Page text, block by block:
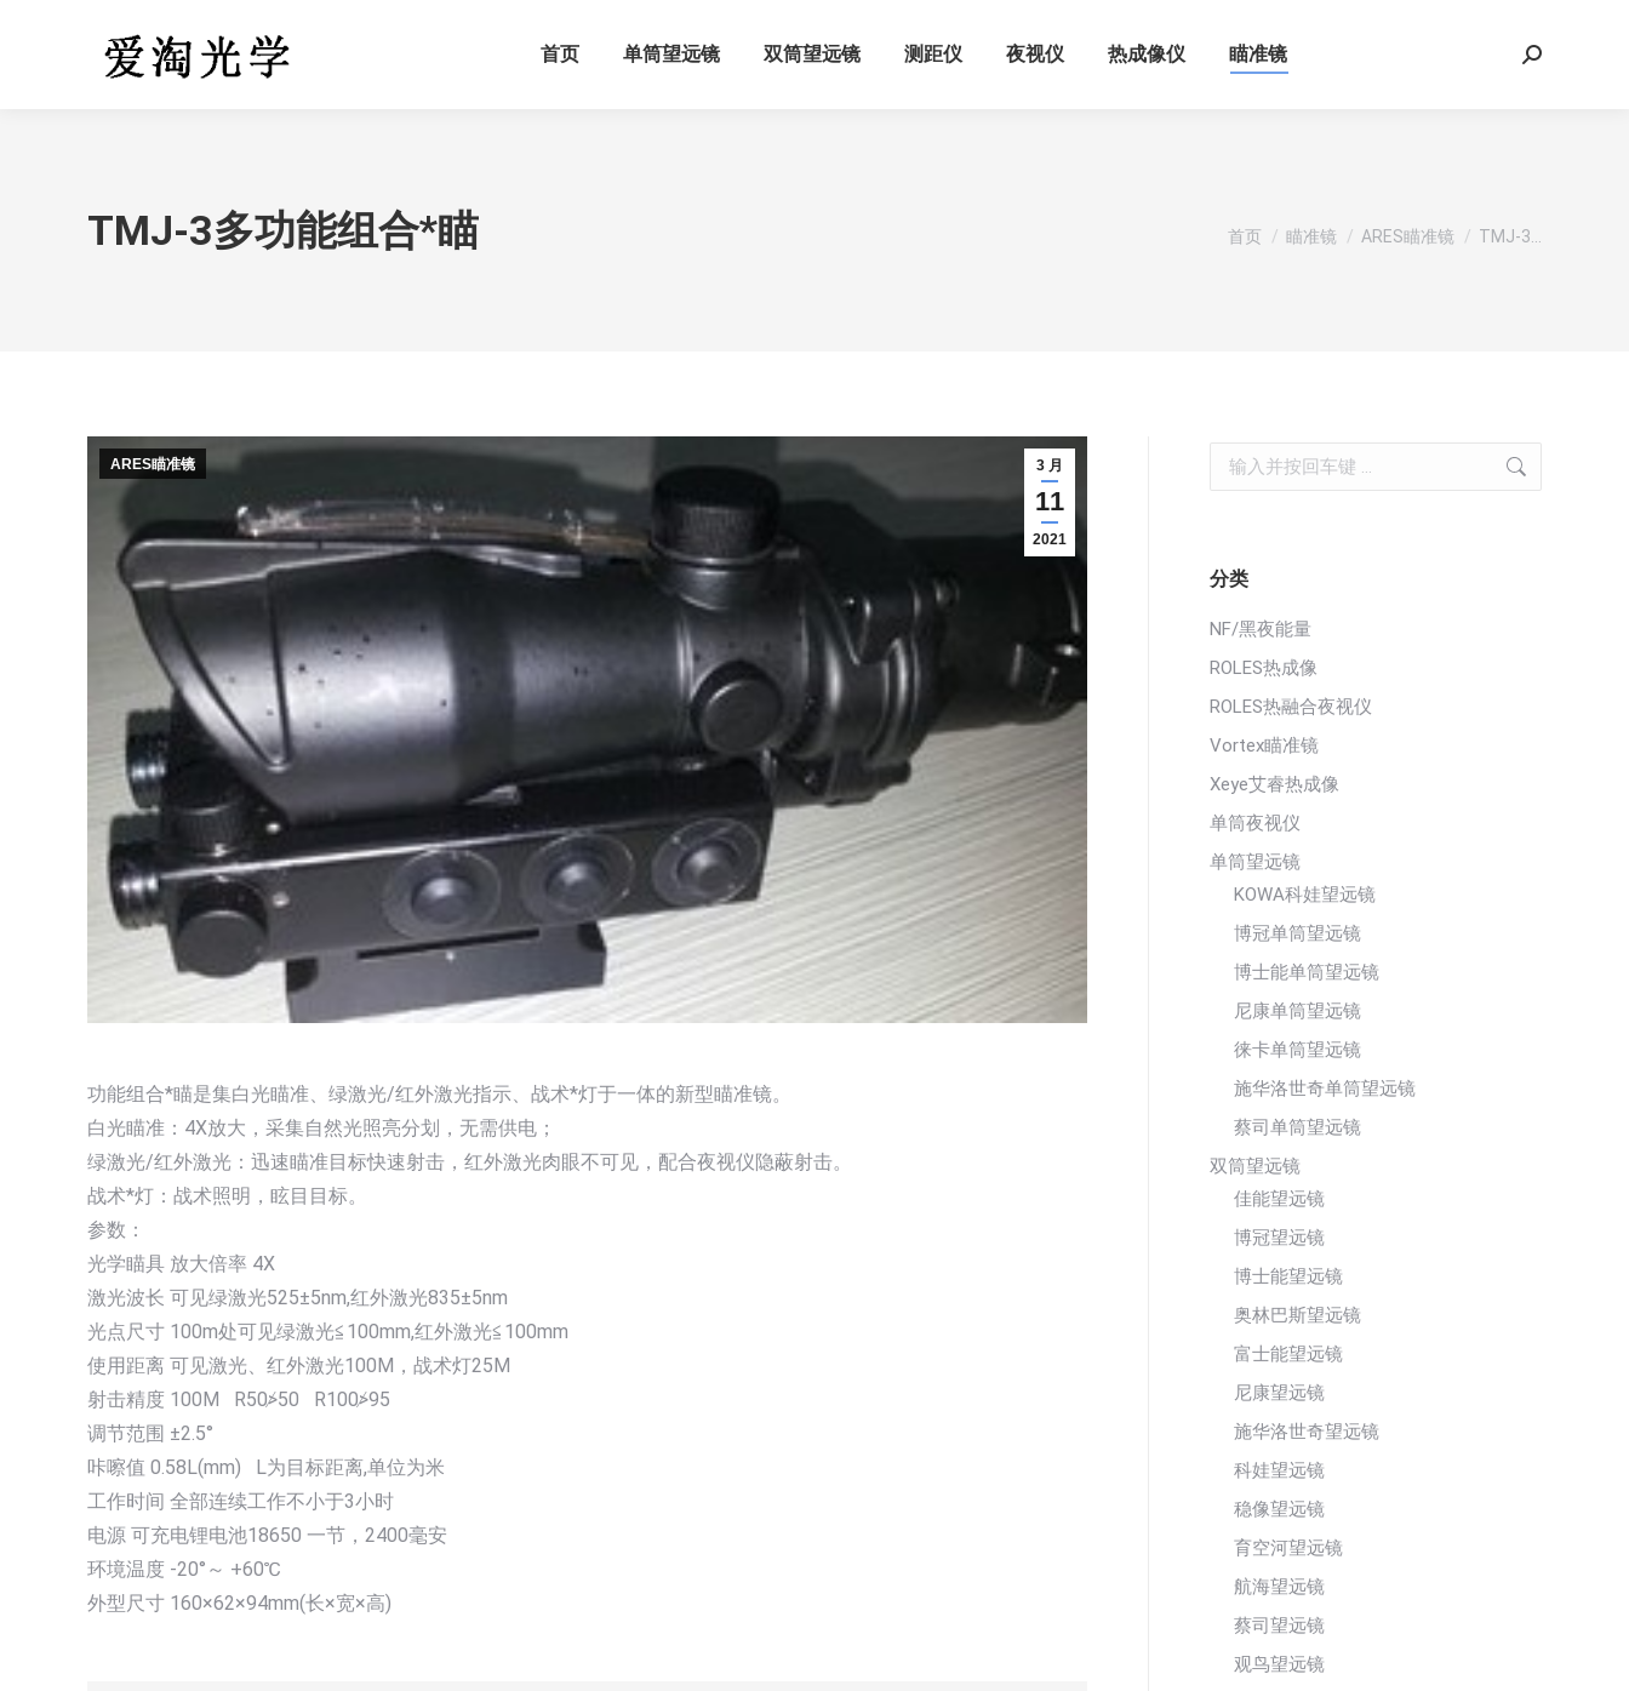
首页 单筒望远镜 双筒望远镜 测距仪 夜视仪 热成像仪 瞄准镜 Search:
TMJ-3多功能组合*瞄 您在这里：
首页 瞄准镜 ARES瞄准镜 TMJ-3…
3 月
11
2021
ARES瞄准镜
功能组合*瞄是集白光瞄准、绿激光/红外激光指示、战术*灯于一体的新型瞄准镜。
白光瞄准：4X放大，采集自然光照亮分划，无需供电；
绿激光/红外激光：迅速瞄准目标快速射击，红外激光肉眼不可见，配合夜视仪隐蔽射击。
战术*灯：战术照明，眩目目标。
参数：
光学瞄具 放大倍率 4X
激光波长 可见绿激光525±5nm,红外激光835±5nm
光点尺寸 100m处可见绿激光≦100mm,红外激光≦100mm
使用距离 可见激光、红外激光100M，战术灯25M
射击精度 100M R50≯50 R100≯95
调节范围 ±2.5°
咔嚓值 0.58L(mm) L为目标距离,单位为米
工作时间 全部连续工作不小于3小时
电源 可充电锂电池18650 一节，2400毫安
环境温度 -20°～ +60℃
外型尺寸 160×62×94mm(长×宽×高)
Search:
分类
NF/黑夜能量
ROLES热成像
ROLES热融合夜视仪
Vortex瞄准镜
Xeye艾睿热成像
单筒夜视仪
单筒望远镜
KOWA科娃望远镜
博冠单筒望远镜
博士能单筒望远镜
尼康单筒望远镜
徕卡单筒望远镜
施华洛世奇单筒望远镜
蔡司单筒望远镜
双筒望远镜
佳能望远镜
博冠望远镜
博士能望远镜
奥林巴斯望远镜
富士能望远镜
尼康望远镜
施华洛世奇望远镜
科娃望远镜
稳像望远镜
育空河望远镜
航海望远镜
蔡司望远镜
观鸟望远镜